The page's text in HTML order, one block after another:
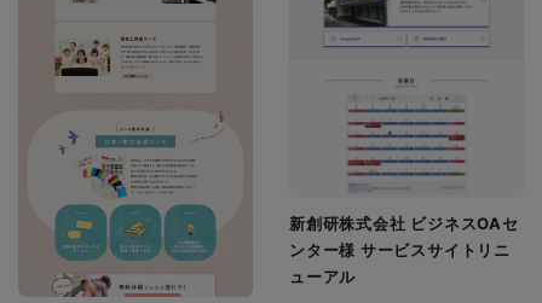
新創研株式会社 ビジネスOAセ
ンター様 サービスサイトリニ
ューアル